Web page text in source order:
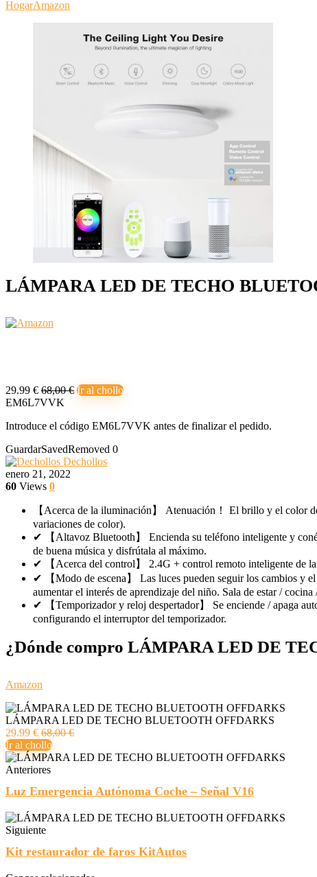
HogarAmazon
LÁMPARA LED DE TECHO
29.99 € 68,00 € Ir al chollo
EM6L7VVK
Introduce el código EM6L7VVK antes de finalizar el pedido.
GuardarSavedRemoved 0
Dechollos
enero 21, 2022
60 Views 0
【Acerca de la iluminación】 Atenuación！ El brillo y el color
variaciones de color).
✔ 【Altavoz Bluetooth】 Encienda su teléfono inteligente y
de buena música y disfrútala al máximo.
✔ 【Acerca del control】 2.4G + control remoto inteligente de
✔ 【Modo de escena】 Las luces pueden seguir los cambios y
aumentar el interés de aprendizaje del niño. Sala de estar /
✔ 【Temporizador y reloj despertador】 Se enciende / apaga
configurando el interruptor del temporizador.
¿Dónde compro LÁMPARA LED DE
Amazon
LÁMPARA LED DE TECHO BLUETOOTH OFFDARKS
29.99 € 68,00 €
Ir al chollo
Anteriores
Luz Emergencia Autónoma Coche – Señal V16
Siguiente
Kit restaurador de faros KitAutos